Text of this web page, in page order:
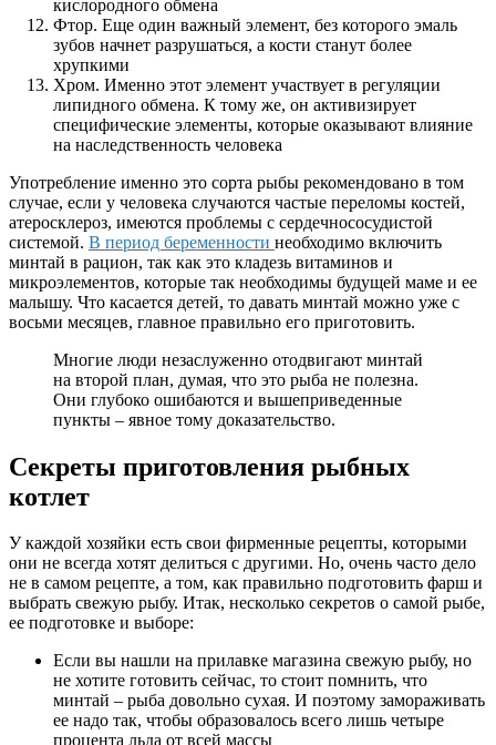
кислородного обмена
Фтор. Еще один важный элемент, без которого эмаль
зубов начнет разрушаться, а кости станут более
хрупкими
Хром. Именно этот элемент участвует в регуляции
липидного обмена. К тому же, он активизирует
специфические элементы, которые оказывают влияние
на наследственность человека
Употребление именно это сорта рыбы рекомендовано в том
случае, если у человека случаются частые переломы костей,
атеросклероз, имеются проблемы с сердечнососудистой
системой. В период беременности необходимо включить
минтай в рацион, так как это кладезь витаминов и
микроэлементов, которые так необходимы будущей маме и ее
малышу. Что касается детей, то давать минтай можно уже с
восьми месяцев, главное правильно его приготовить.
Многие люди незаслуженно отодвигают минтай
на второй план, думая, что это рыба не полезна.
Они глубоко ошибаются и вышеприведенные
пункты – явное тому доказательство.
Секреты приготовления рыбных
котлет
У каждой хозяйки есть свои фирменные рецепты, которыми
они не всегда хотят делиться с другими. Но, очень часто дело
не в самом рецепте, а том, как правильно подготовить фарш и
выбрать свежую рыбу. Итак, несколько секретов о самой рыбе,
ее подготовке и выборе:
Если вы нашли на прилавке магазина свежую рыбу, но
не хотите готовить сейчас, то стоит помнить, что
минтай – рыба довольно сухая. И поэтому замораживать
ее надо так, чтобы образовалось всего лишь четыре
процента льда от всей массы